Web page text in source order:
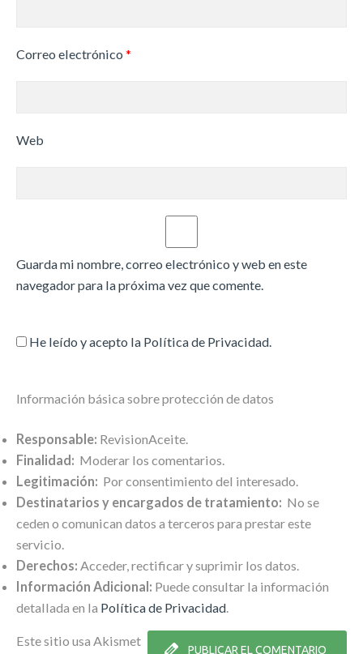
Correo electrónico *
Web
Guarda mi nombre, correo electrónico y web en este
navegador para la próxima vez que comente.
He leído y acepto la Política de Privacidad
Información básica sobre protección de datos
Responsable: RevisionAceite.
Finalidad: Moderar los comentarios.
Legitimación: Por consentimiento del interesado.
Destinatarios y encargados de tratamiento: No se
ceden o comunican datos a terceros para prestar este
servicio.
Derechos: Acceder, rectificar y suprimir los datos.
Información Adicional: Puede consultar la información
detallada en la Política de Privacidad.
Este sitio usa Akismet